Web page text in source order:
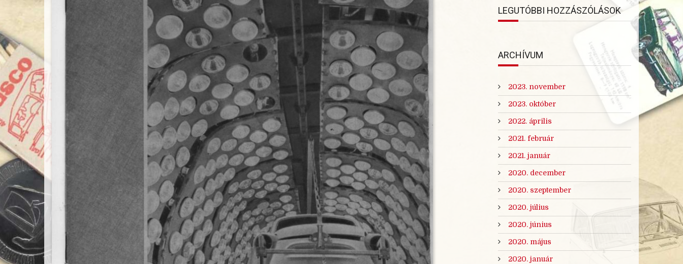
LEGUTÓBBI HOZZÁSZÓLÁSOK
ARCHÍVUM
2023. november
2023. október
2022. április
2021. február
2021. január
2020. december
2020. szeptember
2020. július
2020. június
2020. május
2020. január